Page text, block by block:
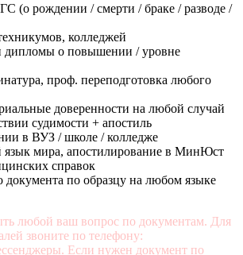
(о рождении / смерти / браке / разводе /
колледжей
дипломы о повышении / уровне
проф. переподготовка любого
доверенности на любой случай
судимости + апостиль
в ВУЗ / школе / колледже
язык мира, апостилирование в МинЮст
справок
документа по образцу на любом языке
любой ваш вопрос по документам. Для
звоните по телефону:
Если нужен документ по